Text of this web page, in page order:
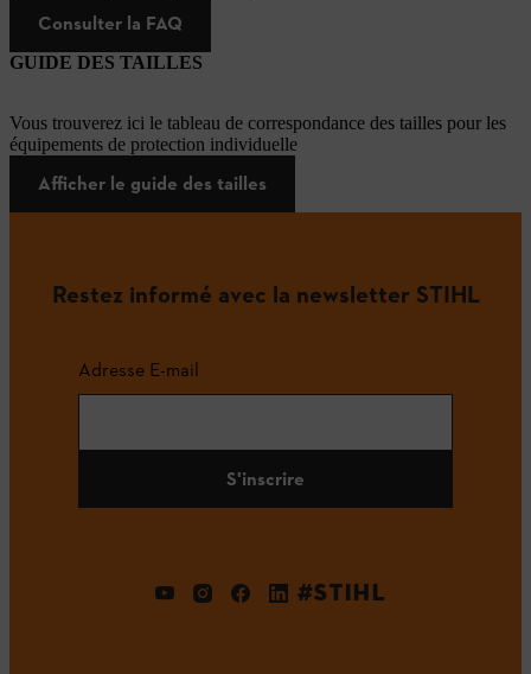
Consulter la FAQ
GUIDE DES TAILLES
Vous trouverez ici le tableau de correspondance des tailles pour les
équipements de protection individuelle
Afficher le guide des tailles
Restez informé avec la newsletter STIHL
Adresse E-mail
S'inscrire
#STIHL